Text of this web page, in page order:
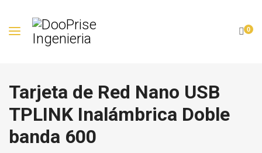
0
Tarjeta de Red Nano USB
TPLINK Inalámbrica Doble
banda 600